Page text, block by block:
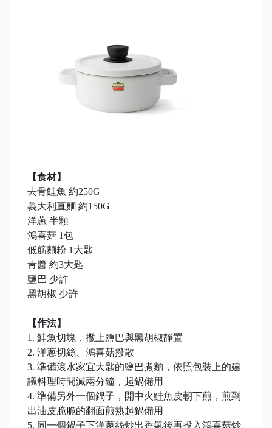
【食材】
去骨鮭魚 約250G
義大利直麵 約150G
洋蔥 半顆
鴻喜菇 1包
低筋麵粉 1大匙
青醬 約3大匙
鹽巴 少許
黑胡椒 少許
【作法】
1. 鮭魚切塊，撒上鹽巴與黑胡椒靜置
2. 洋蔥切絲、鴻喜菇撥散
3. 準備滾水家宜大匙的鹽巴煮麵，依照包裝上的建
議料理時間減兩分鐘，起鍋備用
4. 準備另外一個鍋子，開中火鮭魚皮朝下煎，煎到
出油皮脆脆的翻面煎熟起鍋備用
5. 同一個鍋子下洋蔥絲炒出香氣後再投入鴻喜菇炒